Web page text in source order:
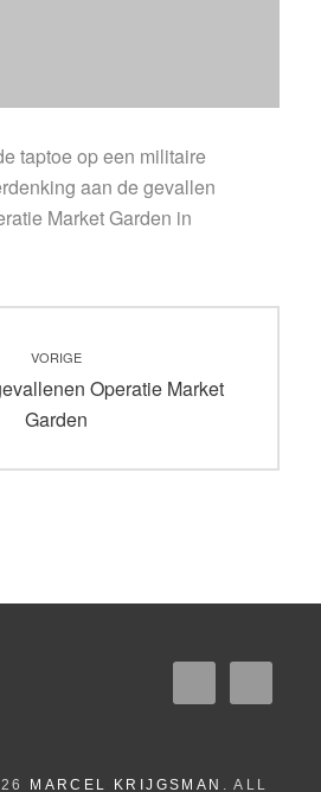
taptoe op een militaire
aan de gevallen
Market Garden in
VORIGE
Operatie Market
Garden
MARCEL KRIJGSMAN . ALL